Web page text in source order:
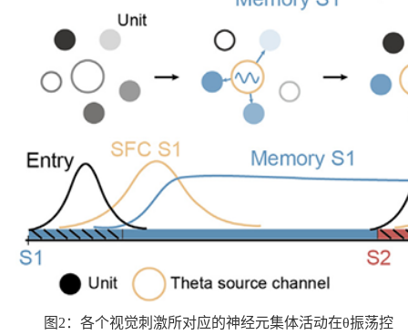
图 2 ：各个视觉刺激所对应的神经元集体活动在θ振荡控